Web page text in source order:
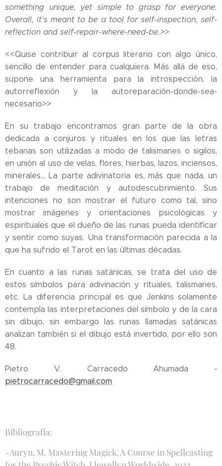
something unique, yet simple to grasp for everyone.
Overall, it's meant to be a tool for self-inspection, self-
reflection and self-repair-where-need-be.>>
<<Quise contribuir al corpus literario con algo único,
sencillo de entender para cualquiera. Más allá de eso,
supone una herramienta para la introspección, la
autorreflexión y la autoreparación-donde-sea-
necesario>>
En su trabajo encontramos gran parte de la obra
dedicada a conjuros y rituales en los que las letras
tebanas son utilizadas a modo de talismanes o sigilos,
en unión al uso de velas, flores, hierbas, lazos, inciensos,
minerales... La parte adivinatoria es, más que nada, un
trabajo de meditación y autodescubrimiento. Sus
intenciones no son mostrar el futuro como tal, sino
mostrar imágenes y orientaciones psicológicas y
espirituales que el dueño de las runas pueda identificar
y sentir como suyas. Una transformación parecida a la
que ha sufrido el Tarot en las últimas décadas.
En cuanto a las runas satánicas, se trata del uso de
estos símbolos para adivinación y rituales, talismanes,
etc. La diferencia principal es que Jenkins solamente
contempla las interpretaciones del símbolo y de la cara
sin dibujo, sin embargo las runas llamadas satánicas
analizan también si el dibujo está invertido, por ello son
48.
Pietro V. Carracedo Ahumada -
pietrocarracedo@gmail.com
Bibliografía:
-Auryn, M. Mastering Magick. A Course in Spellcasting